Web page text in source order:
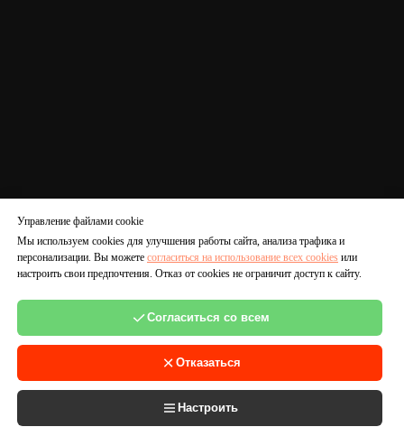
Управление файлами cookie
Мы используем cookies для улучшения работы сайта, анализа трафика и
персонализации. Вы можете согласиться на использование всех cookies или
настроить свои предпочтения. Отказ от cookies не ограничит доступ к сайту.
Согласиться со всем
Отказаться
Настроить
Made on Tilda